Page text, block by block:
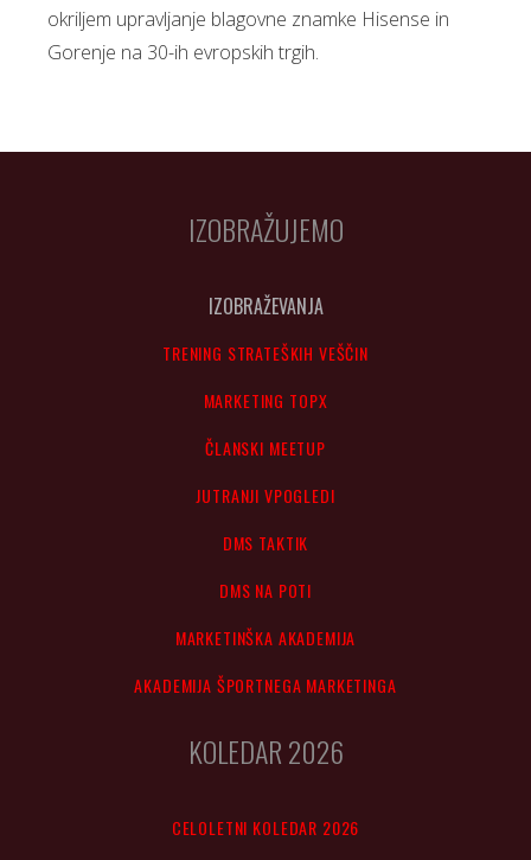
okriljem upravljanje blagovne znamke Hisense in
Gorenje na 30-ih evropskih trgih.
IZOBRAŽUJEMO
IZOBRAŽEVANJA
TRENING STRATEŠKIH VEŠČIN
MARKETING TOPX
ČLANSKI MEETUP
JUTRANJI VPOGLEDI
DMS TAKTIK
DMS NA POTI
MARKETINŠKA AKADEMIJA
AKADEMIJA ŠPORTNEGA MARKETINGA
KOLEDAR 2026
CELOLETNI KOLEDAR 2026